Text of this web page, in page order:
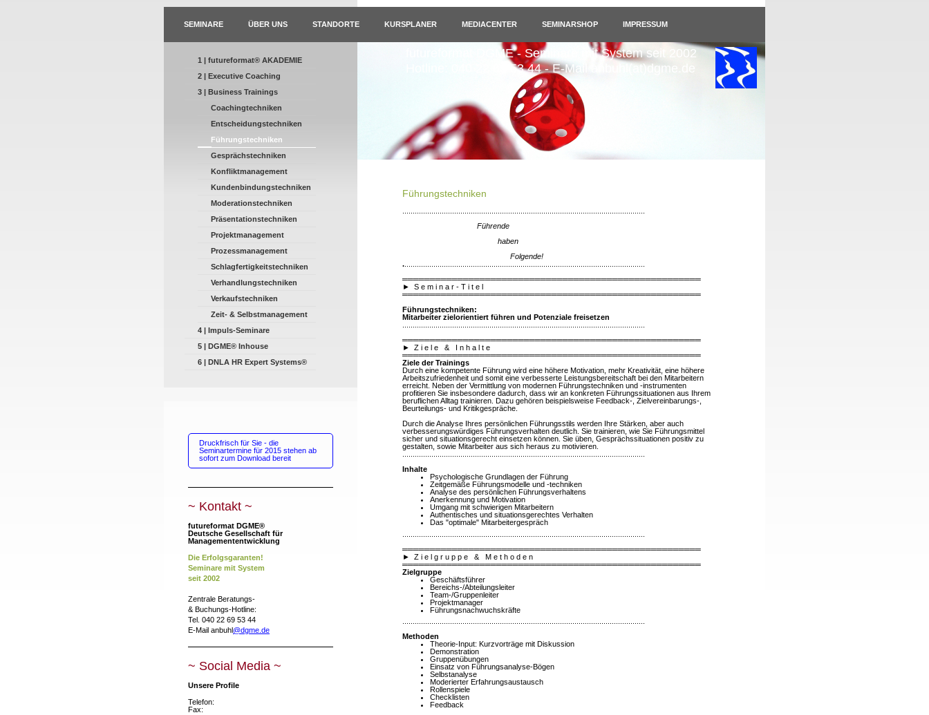
SEMINARE ÜBER UNS STANDORTE KURSPLANER MEDIACENTER SEMINARSHOP IMPRESSUM
1 | futureformat® AKADEMIE
2 | Executive Coaching
3 | Business Trainings
Coachingtechniken
Entscheidungstechniken
Führungstechniken
Gesprächstechniken
Konfliktmanagement
Kundenbindungstechniken
Moderationstechniken
Präsentationstechniken
Projektmanagement
Prozessmanagement
Schlagfertigkeitstechniken
Verhandlungstechniken
Verkaufstechniken
Zeit- & Selbstmanagement
4 | Impuls-Seminare
5 | DGME® Inhouse
6 | DNLA HR Expert Systems®
Druckfrisch für Sie - die
Seminartermine für 2015 stehen ab
sofort zum Download bereit
~ Kontakt ~
futureformat DGME®
Deutsche Gesellschaft für
Managemententwicklung
Die Erfolgsgaranten!
Seminare mit System
seit 2002
Zentrale Beratungs-
& Buchungs-Hotline:
Tel. 040 22 69 53 44
E-Mail anbuhl@dgme.de
~ Social Media ~
Unsere Profile
Telefon:
Fax:
futureformat DGME - Seminare mit System seit 2002
Hotline: 040 22 69 53 44 - E-Mail anbuhl(at)dgme.de
Führungstechniken
Führende
haben
Folgende!
.
══════════════════════════════════════════════════════
►
S e m i n a r - T i t e l
══════════════════════════════════════════════════════
Führungstechniken:
Mitarbeiter zielorientiert führen und Potenziale freisetzen
══════════════════════════════════════════════════════
►
Z i e l e
& I n h a l t e
══════════════════════════════════════════════════════
Ziele der Trainings
Durch eine kompetente Führung wird eine höhere Motivation, mehr Kreativität, eine höhere
Arbeitszufriedenheit und somit eine verbesserte Leistungsbereitschaft bei den Mitarbeitern
erreicht. Neben der Vermittlung von modernen Führungstechniken und -instrumenten
profitieren Sie insbesondere dadurch, dass wir an konkreten Führungssituationen aus Ihrem
beruflichen Alltag trainieren. Dazu gehören beispielsweise Feedback-, Zielvereinbarungs-,
Beurteilungs- und Kritikgespräche.
Durch die Analyse Ihres persönlichen Führungsstils werden Ihre Stärken, aber auch
verbesserungswürdiges Führungsverhalten deutlich. Sie trainieren, wie Sie Führungsmittel
sicher und situationsgerecht einsetzen können. Sie üben, Gesprächssituationen positiv zu
gestalten, sowie Mitarbeiter aus sich heraus zu motivieren.
Inhalte
Psychologische Grundlagen der Führung
Zeitgemäße Führungsmodelle und -techniken
Analyse des persönlichen Führungsverhaltens
Anerkennung und Motivation
Umgang mit schwierigen Mitarbeitern
Authentisches und situationsgerechtes Verhalten
Das "optimale" Mitarbeitergespräch
══════════════════════════════════════════════════════
►
Z i e l g r u p p e & M e t h o d e n
══════════════════════════════════════════════════════
Zielgruppe
Geschäftsführer
Bereichs-/Abteilungsleiter
Team-/Gruppenleiter
Projektmanager
Führungsnachwuchskräfte
Methoden
Theorie-Input: Kurzvorträge mit Diskussion
Demonstration
Gruppenübungen
Einsatz von Führungsanalyse-Bögen
Selbstanalyse
Moderierter Erfahrungsaustausch
Rollenspiele
Checklisten
Feedback